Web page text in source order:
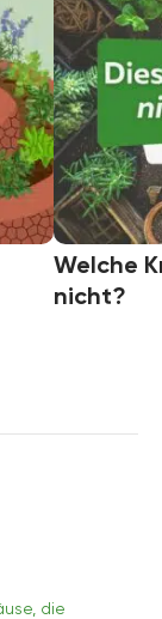
Welche
nicht?
die